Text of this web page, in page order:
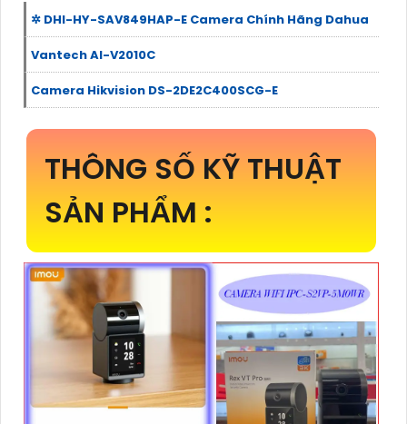
✲ DHI-HY-SAV849HAP-E Camera Chính Hãng Dahua
Vantech AI-V2010C
Camera Hikvision DS-2DE2C400SCG-E
THÔNG SỐ KỸ THUẬT
SẢN PHẨM :